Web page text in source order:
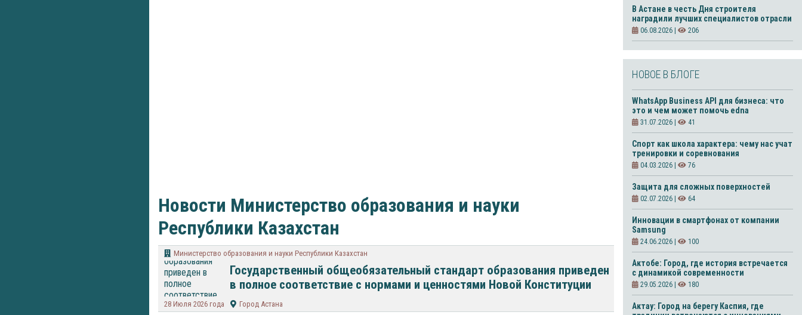
Новости Министерство образования и науки
Республики Казахстан
Министерство образования и науки Республики Казахстан
Государственный общеобязательный стандарт образования приведен
в полное соответствие с нормами и ценностями Новой Конституции
28 Июля 2026 года Город Астана
В Астане в честь Дня строителя
наградили лучших специалистов отрасли
06.08.2026 | 206
НОВОЕ В БЛОГЕ
WhatsApp Business API для бизнеса: что
это и чем может помочь edna
31.07.2026 | 41
Спорт как школа характера: чему нас учат
тренировки и соревнования
04.03.2026 | 76
Защита для сложных поверхностей
02.07.2026 | 64
Инновации в смартфонах от компании
Samsung
24.06.2026 | 100
Актобе: Город, где история встречается
с динамикой современности
29.05.2026 | 180
Актау: Город на берегу Каспия, где